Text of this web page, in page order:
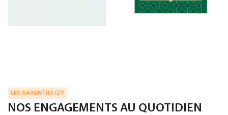
LES GARANTIES IZY
NOS ENGAGEMENTS AU QUOTIDIEN